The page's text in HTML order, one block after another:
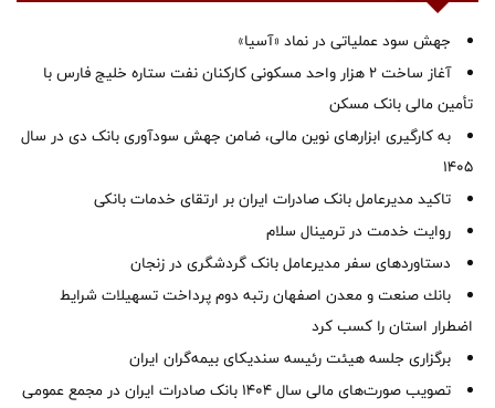
جهش سود عملیاتی در نماد «آسیا»
آغاز ساخت ۲ هزار واحد مسکونی کارکنان نفت ستاره خلیج فارس با
تأمین مالی بانک مسکن
به کارگیری ابزارهای نوین مالی، ضامن جهش سودآوری بانک دی در سال
1405
تاکید مدیرعامل بانک صادرات ایران بر ارتقای خدمات بانکی
روایت خدمت در ترمینال سلام
دستاوردهای سفر مدیرعامل بانک گردشگری در زنجان
بانك صنعت و معدن اصفهان رتبه دوم پرداخت تسهیلات شرایط
اضطرار استان را كسب كرد
برگزاری جلسه هیئت رئیسه سندیکای بیمه‌گران ایران
تصویب صورت‌های مالی سال ۱۴۰۴ بانک صادرات ایران در مجمع عمومی